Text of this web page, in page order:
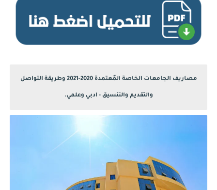
مصاريف الجامعات الخاصة المٌعتمدة 2020-2021 وطريقة التواصل
والتقديم والتنسيق - ادبي وعلمي.